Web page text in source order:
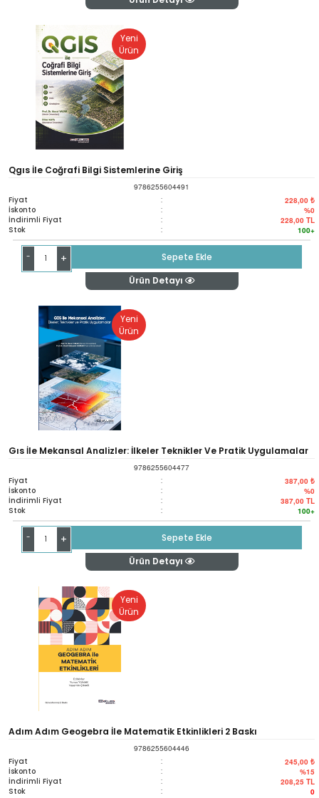
Yeni
Ürün
Qgıs İle Coğrafi Bilgi Sistemlerine Giriş
9786255604491
Fiyat : 228,00 ₺
İskonto : %0
İndirimli Fiyat : 228,00 TL
Stok : 100+
- +
Sepete Ekle
Ürün Detayı
Yeni
Ürün
Gıs İle Mekansal Analizler: İlkeler Teknikler Ve Pratik Uygulamalar
9786255604477
Fiyat : 387,00 ₺
İskonto : %0
İndirimli Fiyat : 387,00 TL
Stok : 100+
- +
Sepete Ekle
Ürün Detayı
Yeni
Ürün
Adım Adım Geogebra İle Matematik Etkinlikleri 2 Baskı
9786255604446
Fiyat : 245,00 ₺
İskonto : %15
İndirimli Fiyat : 208,25 TL
Stok : 0